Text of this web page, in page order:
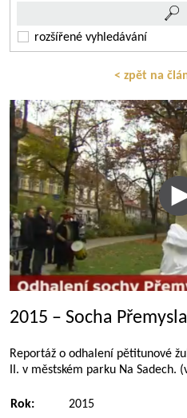
rozšířené vyhledávání
< zpět na
2015 – Socha
Reportáž o odhalení pětitunové
II. v městském parku Na
Rok:
2015